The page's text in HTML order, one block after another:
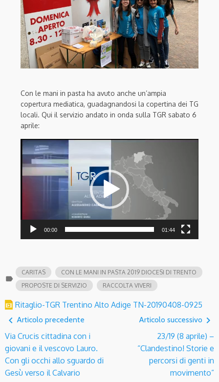
Con le mani in pasta ha avuto anche un’ampia
copertura mediatica, guadagnandosi la copertina dei TG
locali. Qui il servizio andato in onda sulla TGR sabato 6
aprile:
Video
Player
00:00 01:44
label
CARITAS
CON LE MANI IN PASTA 2019 DIOCESI DI TRENTO
PROPOSTE DI SERVIZIO
RACCOLTA VIVERI
Ritaglio-TGR Trentino Alto Adige TN-20190408-0925
navigate_before Articolo precedente
Via Crucis cittadina con i
giovani e il vescovo Lauro.
Con gli occhi allo sguardo di
Gesù verso il Calvario
Articolo successivo navigate_next
23/19 (8 aprile) –
“Clandestino! Storie e
percorsi di genti in
movimento”